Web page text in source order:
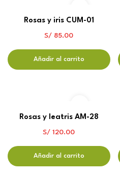
Rosas y iris CUM-01
S/ 85.00
Añadir al carrito
Rosas y leatris AM-28
S/ 120.00
Añadir al carrito